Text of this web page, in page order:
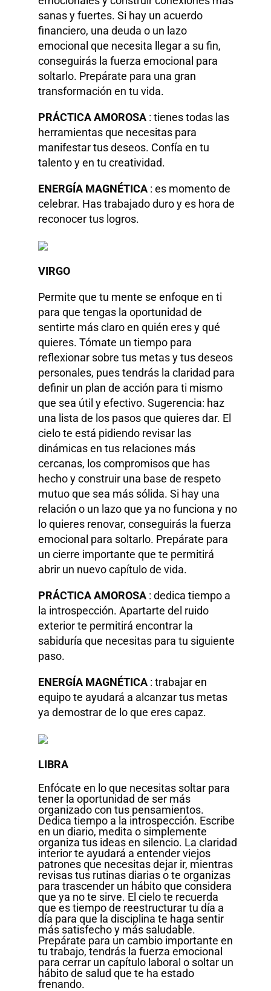
sanas y fuertes. Si hay un acuerdo
financiero, una deuda o un lazo
emocional que necesita llegar a su fin,
conseguirás la fuerza emocional para
soltarlo. Prepárate para una gran
transformación en tu vida.
PRÁCTICA AMOROSA : tienes todas las
herramientas que necesitas para
manifestar tus deseos. Confía en tu
talento y en tu creatividad.
ENERGÍA MAGNÉTICA : es momento de
celebrar. Has trabajado duro y es hora de
reconocer tus logros.
VIRGO
Permite que tu mente se enfoque en ti
para que tengas la oportunidad de
sentirte más claro en quién eres y qué
quieres. Tómate un tiempo para
reflexionar sobre tus metas y tus deseos
personales, pues tendrás la claridad para
definir un plan de acción para ti mismo
que sea útil y efectivo. Sugerencia: haz
una lista de los pasos que quieres dar. El
cielo te está pidiendo revisar las
dinámicas en tus relaciones más
cercanas, los compromisos que has
hecho y construir una base de respeto
mutuo que sea más sólida. Si hay una
relación o un lazo que ya no funciona y no
lo quieres renovar, conseguirás la fuerza
emocional para soltarlo. Prepárate para
un cierre importante que te permitirá
abrir un nuevo capítulo de vida.
PRÁCTICA AMOROSA : dedica tiempo a
la introspección. Apartarte del ruido
exterior te permitirá encontrar la
sabiduría que necesitas para tu siguiente
paso.
ENERGÍA MAGNÉTICA : trabajar en
equipo te ayudará a alcanzar tus metas
ya demostrar de lo que eres capaz.
LIBRA
Enfócate en lo que necesitas soltar para
tener la oportunidad de ser más
organizado con tus pensamientos.
Dedica tiempo a la introspección. Escribe
en un diario, medita o simplemente
organiza tus ideas en silencio. La claridad
interior te ayudará a entender viejos
patrones que necesitas dejar ir, mientras
revisas tus rutinas diarias o te organizas
para trascender un hábito que considera
que ya no te sirve. El cielo te recuerda
que es tiempo de reestructurar tu día a
día para que la disciplina te haga sentir
más satisfecho y más saludable.
Prepárate para un cambio importante en
tu trabajo, tendrás la fuerza emocional
para cerrar un capítulo laboral o soltar un
hábito de salud que te ha estado
frenando.